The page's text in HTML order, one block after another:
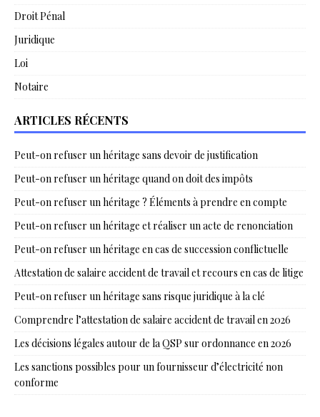
Droit Pénal
Juridique
Loi
Notaire
ARTICLES RÉCENTS
Peut-on refuser un héritage sans devoir de justification
Peut-on refuser un héritage quand on doit des impôts
Peut-on refuser un héritage ? Éléments à prendre en compte
Peut-on refuser un héritage et réaliser un acte de renonciation
Peut-on refuser un héritage en cas de succession conflictuelle
Attestation de salaire accident de travail et recours en cas de litige
Peut-on refuser un héritage sans risque juridique à la clé
Comprendre l’attestation de salaire accident de travail en 2026
Les décisions légales autour de la QSP sur ordonnance en 2026
Les sanctions possibles pour un fournisseur d’électricité non
conforme